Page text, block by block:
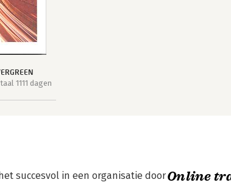
1111 dagen
succesvol in een organisatie doorOnline